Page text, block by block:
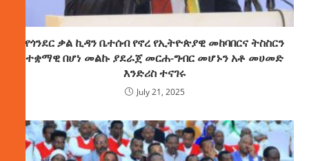
የጎንደር ቃል ኪዳን ቤተሰብ የኖረ የኢትዮጵያዊ መከባበርና ትስስርን
ተቋማዊ በሆነ መልኩ ያደራጀ መርሐ-ግብር መሆኑን አቶ መሀመድ
እንድሪስ ተናገሩ
July 21, 2025